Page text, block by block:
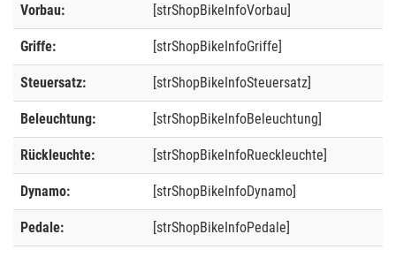
Vorbau: [strShopBikeInfoVorbau]
Griffe: [strShopBikeInfoGriffe]
Steuersatz: [strShopBikeInfoSteuersatz]
Beleuchtung: [strShopBikeInfoBeleuchtung]
Rückleuchte: [strShopBikeInfoRueckleuchte]
Dynamo: [strShopBikeInfoDynamo]
Pedale: [strShopBikeInfoPedale]